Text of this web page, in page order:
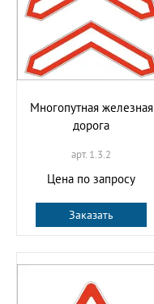
Многопутная железная
дорога
арт. 1.3.2
Цена по запросу
Заказать